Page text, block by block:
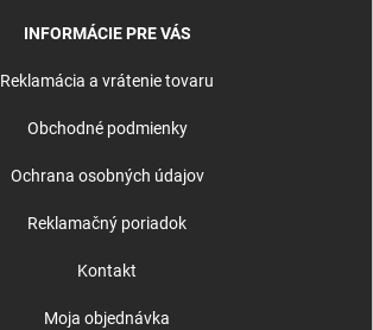
INFORMÁCIE PRE VÁS
Reklamácia a vrátenie tovaru
Obchodné podmienky
Ochrana osobných údajov
Reklamačný poriadok
Kontakt
Moja objednávka